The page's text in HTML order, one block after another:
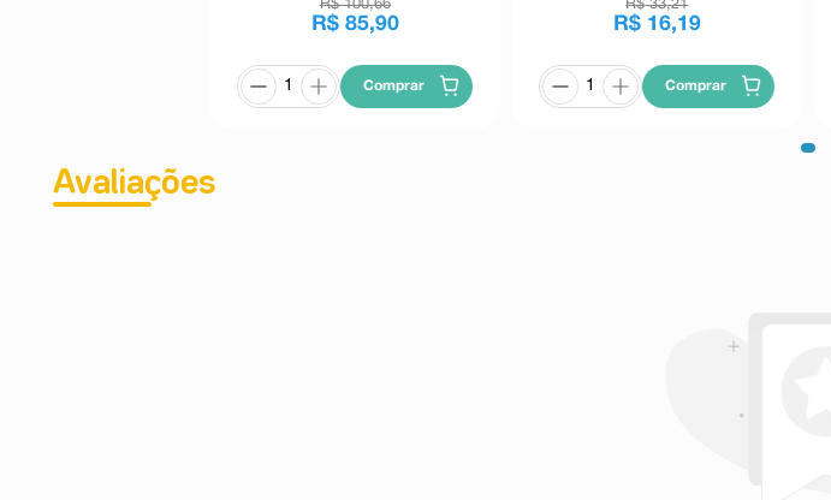
R$ 100,66
R$ 85,90
Comprar
R$ 33,21
R$ 16,19
Comprar
Avaliações